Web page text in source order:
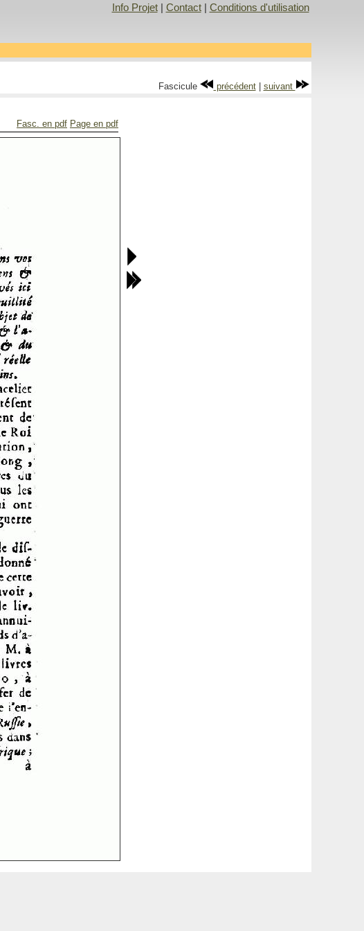
Info Projet| Contact| Conditions d'utilisation
Fascicule précédent| suivant
Fasc. en pdf Page en pdf